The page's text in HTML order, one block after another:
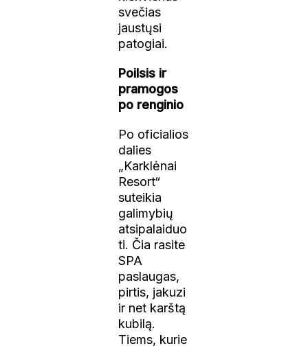
svečias
jaustųsi
patogiai.
Poilsis ir
pramogos
po renginio
Po oficialios
dalies
„Karklėnai
Resort“
suteikia
galimybių
atsipalaiduo
ti. Čia rasite
SPA
paslaugas,
pirtis, jakuzi
ir net karštą
kubilą.
Tiems, kurie